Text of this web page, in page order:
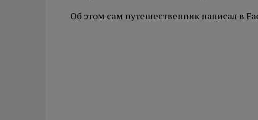
Об этом сам путешественник написал в